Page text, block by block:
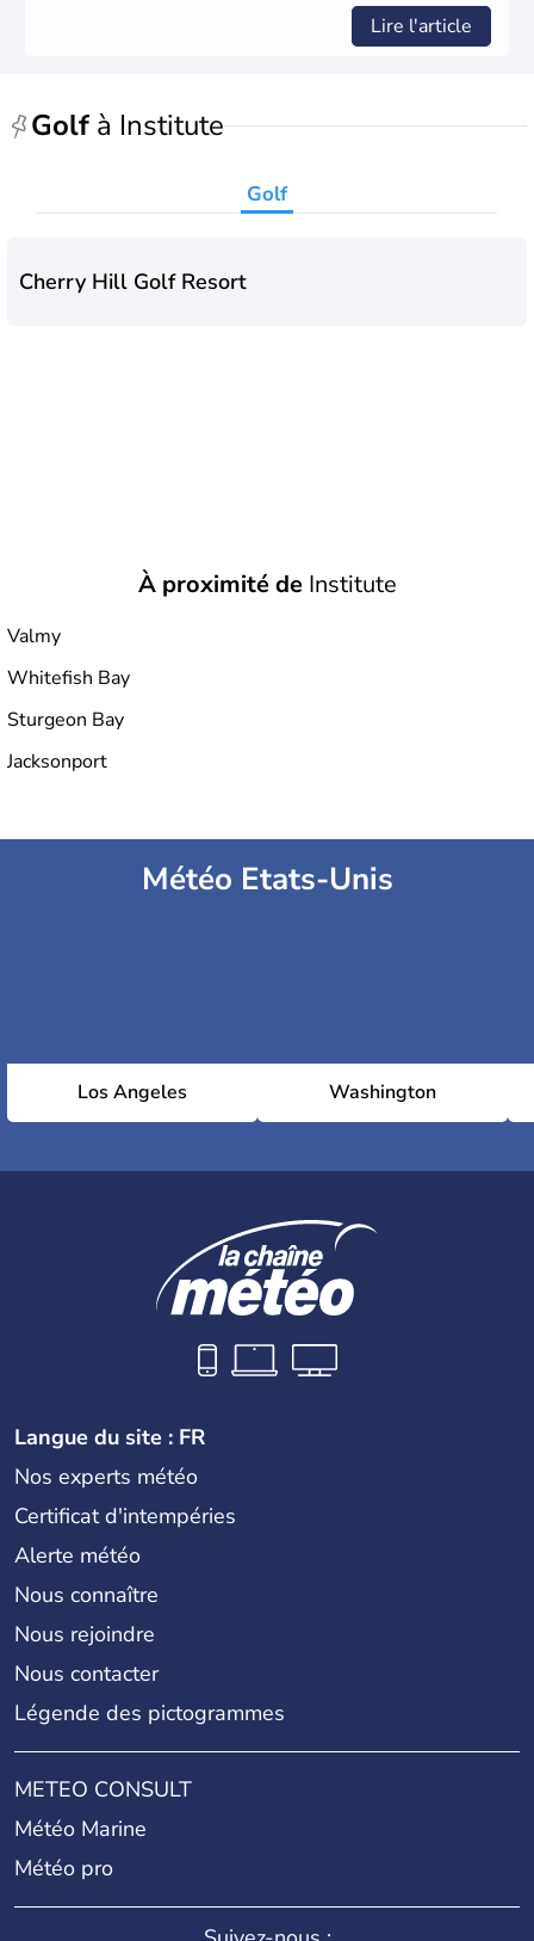
Lire l'article
Golf à Institute
Golf
Cherry Hill Golf Resort
À proximité deInstitute
Valmy
Whitefish Bay
Sturgeon Bay
Jacksonport
Météo Etats-Unis
Los Angeles Washington
Langue du site : FR
Nos experts météo
Certificat d'intempéries
Alerte météo
Nous connaître
Nous rejoindre
Nous contacter
Légende des pictogrammes
METEO CONSULT
Météo Marine
Météo pro